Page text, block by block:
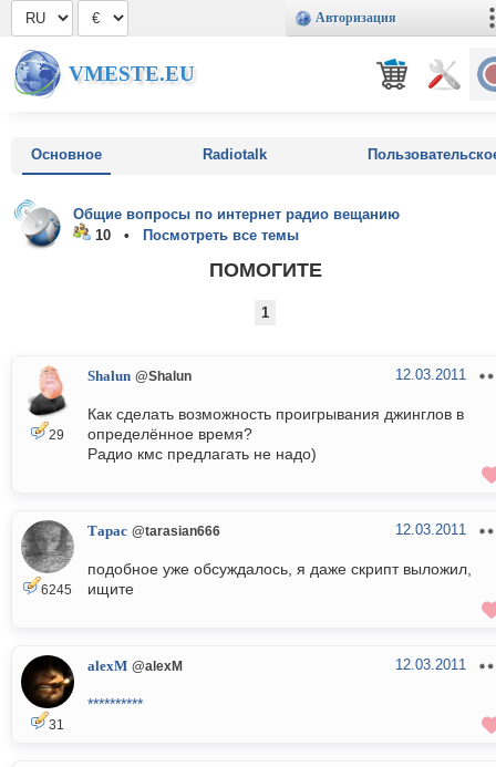
Авторизация
VMESTE.EU
Основное Radiotalk
Общие вопросы по интернет радио вещанию
10 •
Посмотреть все темы
ПОМОГИТЕ
1
29
Shalun @Shalun 12.03.2011
Как сделать возможность проигрывания джинглов в
определённое время?
Радио кмс предлагать не надо)
6245
Тарас @tarasian666 12.03.2011
подобное уже обсуждалось, я даже скрипт выложил,
ищите
31
alexM @alexM 12.03.2011
**********